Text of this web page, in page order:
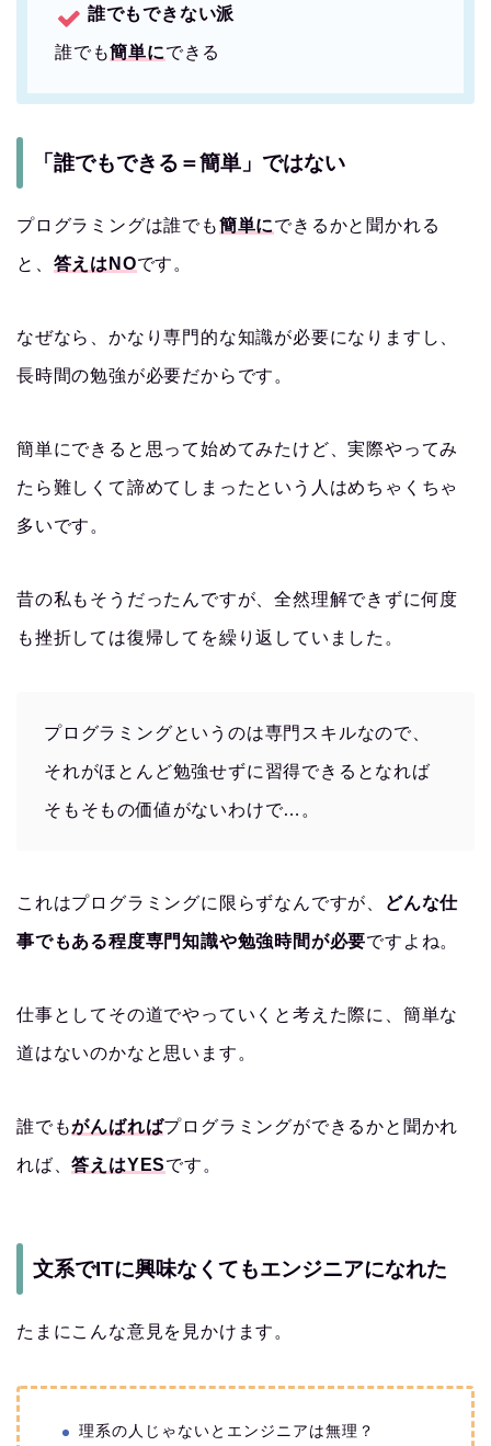
誰でもできない派
誰でも簡単にできる
「誰でもできる＝簡単」ではない
プログラミングは誰でも簡単にできるかと聞かれる
と、 答えはNOです。
なぜなら、かなり専門的な知識が必要になりますし、
長時間の勉強が必要だからです。
簡単にできると思って始めてみたけど、実際やってみ
たら難しくて諦めてしまったという人はめちゃくちゃ
多いです。
昔の私もそうだったんですが、全然理解できずに何度
も挫折しては復帰してを繰り返していました。
プログラミングというのは専門スキルなので、
それがほとんど勉強せずに習得できるとなれば
そもそもの価値がないわけで…。
これはプログラミングに限らずなんですが、 どんな仕
事でもある程度専門知識や勉強時間が必要ですよね。
仕事としてその道でやっていくと考えた際に、簡単な
道はないのかなと思います。
誰でもがんばればプログラミングができるかと聞かれ
れば、答えはYESです。
文系でITに興味なくてもエンジニアになれた
たまにこんな意見を見かけます。
理系の人じゃないとエンジニアは無理？